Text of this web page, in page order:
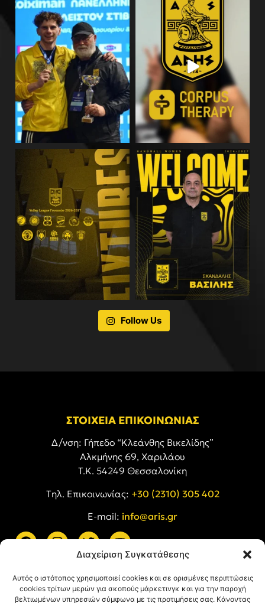
Διαχείριση Συγκατάθεσης
Αυτός ο ιστότοπος χρησιμοποιεί cookies και σε ορισμένες περιπτώσεις
cookies τρίτων μερών για σκοπούς μάρκετινγκ και για την παροχή
βελτιωμένων υπηρεσιών σύμφωνα με τις προτιμήσεις σας. Κάνοντας
Follow Us
ΣΤΟΙΧΕΙΑ ΕΠΙΚΟΙΝΩΝΙΑΣ
Δ/νση: Γήπεδο “Κλεάνθης Βικελίδης”
Αλκμήνης 69, Χαριλάου
Τ.Κ. 54249 Θεσσαλονίκη
Tηλ. Επικοινωνίας: +30 (2310) 305 402
E-mail: info@aris.gr